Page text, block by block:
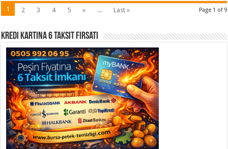
Page 1 of 9
1 2 3 4 5 » ... Last »
Kredi Kartına 6 Taksit Fırsatı